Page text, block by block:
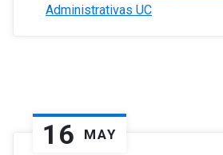
Administrativas UC
16 MAY